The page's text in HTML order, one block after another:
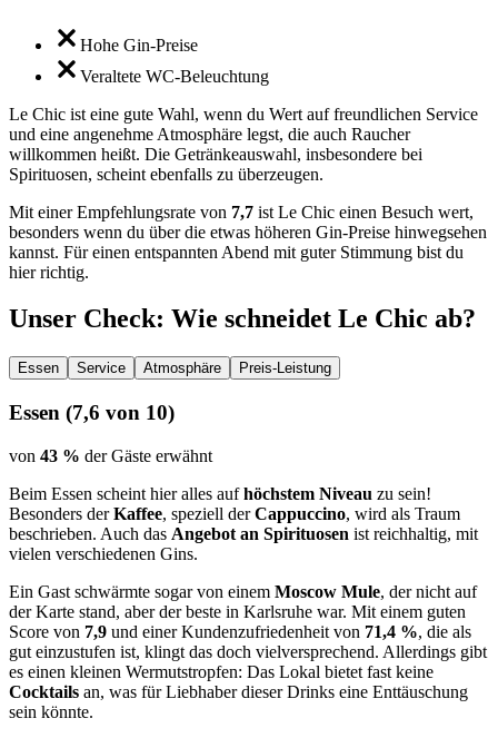
Hohe Gin-Preise
Veraltete WC-Beleuchtung
Le Chic ist eine gute Wahl, wenn du Wert auf freundlichen Service
und eine angenehme Atmosphäre legst, die auch Raucher
willkommen heißt. Die Getränkeauswahl, insbesondere bei
Spirituosen, scheint ebenfalls zu überzeugen.
Mit einer Empfehlungsrate von 7,7 ist Le Chic einen Besuch wert,
besonders wenn du über die etwas höheren Gin-Preise hinwegsehen
kannst. Für einen entspannten Abend mit guter Stimmung bist du
hier richtig.
Unser Check: Wie schneidet Le Chic ab?
Essen Service Atmosphäre Preis-Leistung
Essen (7,6 von 10)
von 43 % der Gäste erwähnt
Beim Essen scheint hier alles aufhöchstem Niveau zu sein!
Besonders derKaffee, speziell derCappuccino, wird als Traum
beschrieben. Auch das Angebot an Spirituosen ist reichhaltig, mit
vielen verschiedenen Gins.
Ein Gast schwärmte sogar von einem Moscow Mule, der nicht auf
der Karte stand, aber der beste in Karlsruhe war. Mit einem guten
Score von 7,9 und einer Kundenzufriedenheit von 71,4 %, die als
gut einzustufen ist, klingt das doch vielversprechend. Allerdings gibt
es einen kleinen Wermutstropfen: Das Lokal bietet fast keine
Cocktails an, was für Liebhaber dieser Drinks eine Enttäuschung
sein könnte.